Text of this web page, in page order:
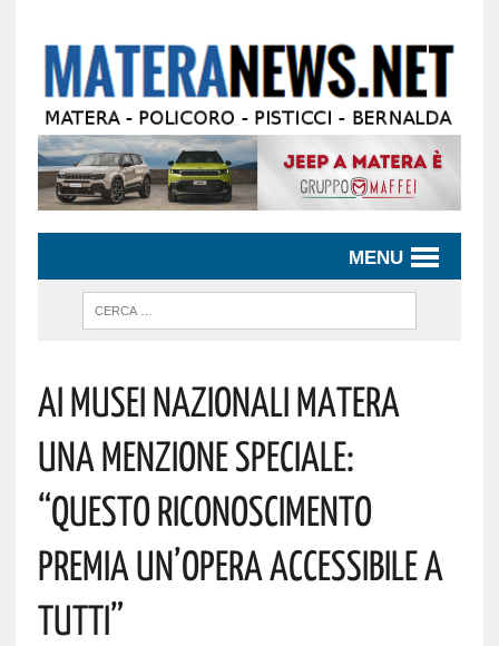
MENU
Ai Musei Nazionali Matera
Una Menzione Speciale:
“Questo Riconoscimento
Premia Un’opera Accessibile A
Tutti”